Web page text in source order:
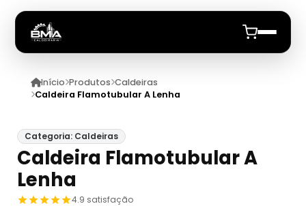
Início
Produtos
Caldeiras Anuncie
Início Produtos Caldeiras
Caldeira Flamotubular A Lenha
Categoria: Caldeiras
Caldeira Flamotubular A
Lenha
4.9 satisfação